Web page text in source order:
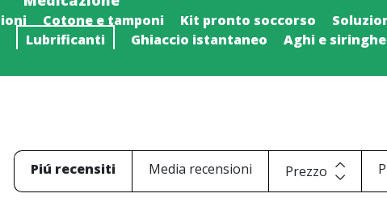
Cotone e tamponi Kit pronto soccorso
Lubrificanti Ghiaccio istantaneo Aghi e siringhe
Piú recensiti Media recensioni Prezzo